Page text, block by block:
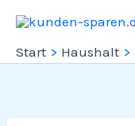
Inhalt
springen
Start Haushalt